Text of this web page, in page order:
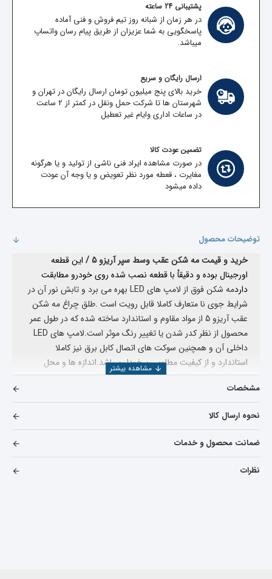
پشتیبانی 24 ساعته
در هر زمان از شبانه روز تیم فروش و فنی آماده
پاسخگویی به شما عزیزان از طریق پیام رسان واتساپ
میباشد.
ارسال رایگان و سریع
خرید بالای پنج میلیون تومان ارسال رایگان در تهران و
شهرستان ها تا شرکت حمل ونقل در کمتر از 2 ساعت
در ساعات اداری وایام غیر تعطیل
تضمین عودت کالا
در صورت مشاهده ایراد فنی ناشی از تولید و یا هرگونه
مغایرت ، قعطه مورد نظر تعویض و یا وجه آن عودت
داده میشود
توضیحات محصول
خرید و قیمت مه شکن عقب وسط سپر آریزو 5 /
این قطعه
اورجینال بوده و دقیقاْ با قطعه نصب شده روی خودرو مطابقت
دارد
مه شکن فوق از لامپ های LED بهره می برد و تابش نور آن در
شرایط جوی نا متعارف کاملا قابل رویت است .طلق چراغ مه شکن
عقب آریزو 5 از مواد مقاوم و استاندارد ساخته شده که در طول عمر
محصول از نظر کدر شدن یا تغییر رنگ موثر است.
لامپ های LED
داخلی آن و همچنین سوکت های اتصال کابل برق نیز کاملا
استاندارد و از کیفیت مطلوبی برخودار میباشد.اندازه ها و محل
نصب این قطعه کاملا مطابق با قطعه نصب شده بر روی خودروی
شما بوده و هیچ گونه مشکلی برای نصب و جایگزینی آن بر روی
سپر خودرو نخواهید داشت.
در ضمن اگر انواع لوازم یدکی آریزو 5 را میخواهید مشاهده
بفرمایید میتوانید بر روی
کلیک کنید
مشخصات
نحوه ارسال کالا
ضمانت محصول و خدمات
نظرات